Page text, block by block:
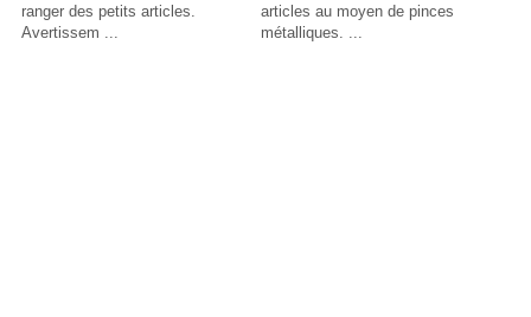
ranger des petits articles.
Avertissem ...
articles au moyen de pinces
métalliques. ...